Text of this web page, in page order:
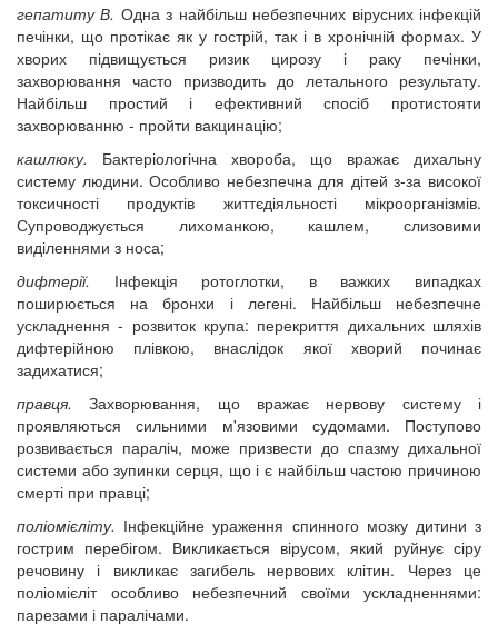
гепатиту В. Одна з найбільш небезпечних вірусних інфекцій
печінки, що протікає як у гострій, так і в хронічній формах. У
хворих підвищується ризик цирозу і раку печінки,
захворювання часто призводить до летального результату.
Найбільш простий і ефективний спосіб протистояти
захворюванню - пройти вакцинацію;
кашлюку. Бактеріологічна хвороба, що вражає дихальну
систему людини. Особливо небезпечна для дітей з-за високої
токсичності продуктів життєдіяльності мікроорганізмів.
Супроводжується лихоманкою, кашлем, слизовими
виділеннями з носа;
дифтерії. Інфекція ротоглотки, в важких випадках
поширюється на бронхи і легені. Найбільш небезпечне
ускладнення - розвиток крупа: перекриття дихальних шляхів
дифтерійною плівкою, внаслідок якої хворий починає
задихатися;
правця.Захворювання, що вражає нервову систему і
проявляються сильними м'язовими судомами. Поступово
розвивається параліч, може призвести до спазму дихальної
системи або зупинки серця, що і є найбільш частою причиною
смерті при правці;
поліомієліту. Інфекційне ураження спинного мозку дитини з
гострим перебігом. Викликається вірусом, який руйнує сіру
речовину і викликає загибель нервових клітин. Через це
поліомієліт особливо небезпечний своїми ускладненнями:
парезами і паралічами.